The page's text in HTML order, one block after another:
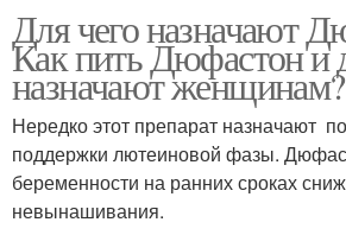
Для чего назначают
Как пить Дюфастон и
назначают женщинам?
Нередко этот препарат назначают
поддержки лютеиновой фазы.
беременности на ранних сроках
невынашивания.